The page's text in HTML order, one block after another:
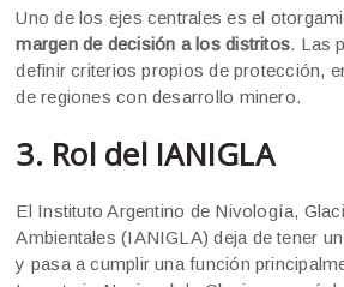
Uno de los ejes centrales es el
margen de decisión a los distritos. Las
definir criterios propios de protección,
de regiones con desarrollo minero.
3. Rol del IANIGLA
El Instituto Argentino de Nivología,
Ambientales (IANIGLA) deja de tener
y pasa a cumplir una función